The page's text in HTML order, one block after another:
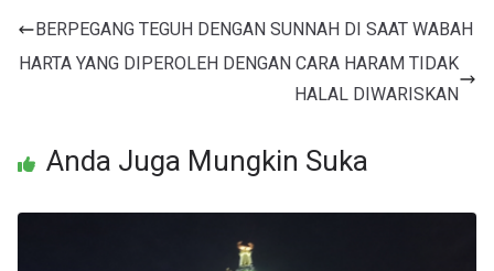
BERPEGANG TEGUH DENGAN SUNNAH DI SAAT WABAH
HARTA YANG DIPEROLEH DENGAN CARA HARAM TIDAK
HALAL DIWARISKAN
Anda Juga Mungkin Suka